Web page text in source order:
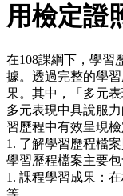
用檢定證
在108課綱下，學習
據。透過完整的學
果。其中，「多元
多元表現中具說服
習歷程中有效呈現
1. 了解學習歷程檔
學習歷程檔案主要包
1. 課程學習成果：